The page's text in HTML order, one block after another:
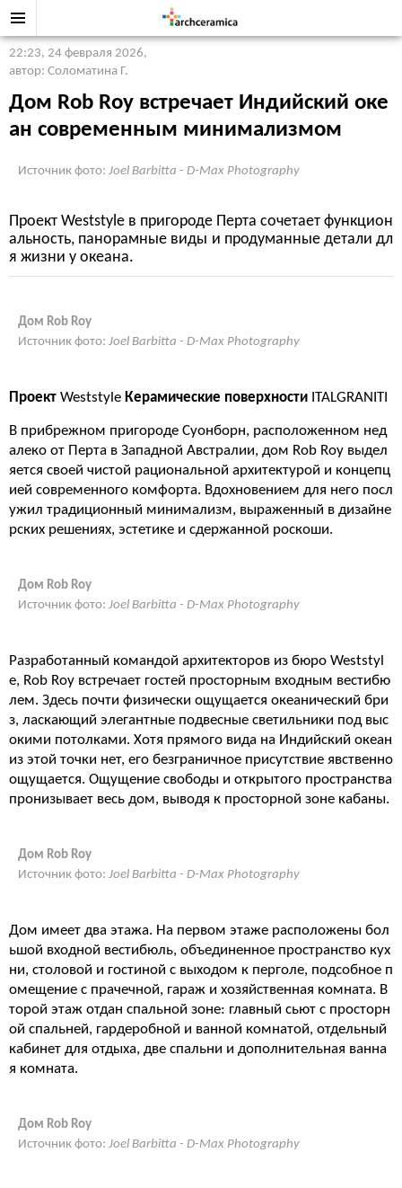
22:23, 24 февраля 2026,
автор: Соломатина Г.
Дом Rob Roy встречает Индийский оке
ан современным минимализмом
Источник фото: Joel Barbitta - D-Max Photography
Проект Weststyle в пригороде Перта сочетает функцион
альность, панорамные виды и продуманные детали дл
я жизни у океана.
Дом Rob Roy
Источник фото: Joel Barbitta - D-Max Photography
Проект Weststyle Керамические поверхности ITALGRANITI
В прибрежном пригороде Суонборн, расположенном нед
алеко от Перта в Западной Австралии, дом Rob Roy выдел
яется своей чистой рациональной архитектурой и концепц
ией современного комфорта. Вдохновением для него посл
ужил традиционный минимализм, выраженный в дизайне
рских решениях, эстетике и сдержанной роскоши.
Дом Rob Roy
Источник фото: Joel Barbitta - D-Max Photography
Разработанный командой архитекторов из бюро Weststyl
e, Rob Roy встречает гостей просторным входным вестибю
лем. Здесь почти физически ощущается океанический бри
з, ласкающий элегантные подвесные светильники под выс
окими потолками. Хотя прямого вида на Индийский океан
из этой точки нет, его безграничное присутствие явственно
ощущается. Ощущение свободы и открытого пространства
пронизывает весь дом, выводя к просторной зоне кабаны.
Дом Rob Roy
Источник фото: Joel Barbitta - D-Max Photography
Дом имеет два этажа. На первом этаже расположены бол
ьшой входной вестибюль, объединенное пространство кух
ни, столовой и гостиной с выходом к перголе, подсобное п
омещение с прачечной, гараж и хозяйственная комната. В
торой этаж отдан спальной зоне: главный сьют с просторн
ой спальней, гардеробной и ванной комнатой, отдельный
кабинет для отдыха, две спальни и дополнительная ванна
я комната.
Дом Rob Roy
Источник фото: Joel Barbitta - D-Max Photography